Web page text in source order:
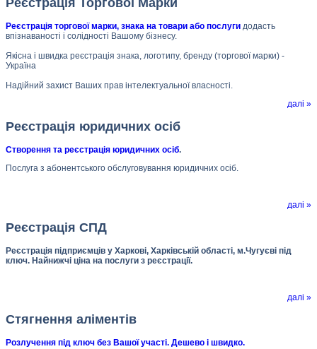
Реєстрація торгової марки, знака на товари або послуги додасть
впізнаваності і солідності Вашому бізнесу.
Якісна і швидка реєстрація знака, логотипу, бренду (торгової марки) -
Україна
Надійний захист Ваших прав інтелектуальної власності.
далі »
Реєстрація юридичних осіб
Створення та реєстрація юридичних осіб.
Послуга з абонентського обслуговування юридичних осіб.
далі »
Реєстрація СПД
Реєстрація підприємців у Харкові, Харківській області, м.Чугуєві під
ключ. Найнижчі ціна на послуги з реєстрації.
далі »
Стягнення аліментів
Розлучення під ключ без Вашої участі. Дешево і швидко.